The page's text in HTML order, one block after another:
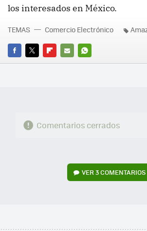
los interesados en México.
FACEBOOK
TWITTERFLIPBOARD
E-
WHATSAPP
TEMAS Comercio Electrónico
Comentarios cerrados
VER3 COMENTARIOS